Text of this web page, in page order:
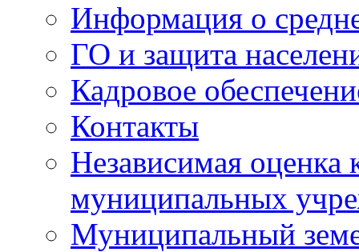
Информация о
ГО и защита
Кадровое
Контакты
Независимая оценка
муниципальных
Муниципальный